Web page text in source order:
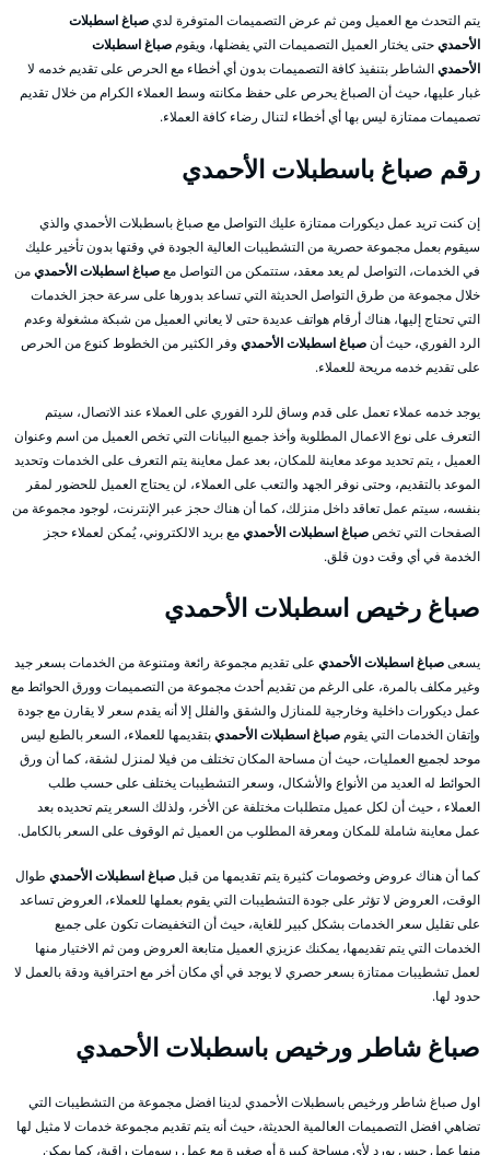
يتم التحدث مع العميل ومن ثم عرض التصميمات المتوفرة لديصباغ اسطبلات
الأحمديحتى يختار العميل التصميمات التي يفضلها، ويقومصباغ اسطبلات
الأحمديالشاطر بتنفيذ كافة التصميمات بدون أي أخطاء مع الحرص على تقديم خدمه لا
غبار عليها، حيث أن الصباغ يحرص على حفظ مكانته وسط العملاء الكرام من خلال تقديم
تصميمات ممتازة ليس بها أي أخطاء لتنال رضاء كافة العملاء.
رقم صباغ باسطبلات الأحمدي
إن كنت تريد عمل ديكورات ممتازة عليك التواصل مع صباغ باسطبلات الأحمدي والذي
سيقوم بعمل مجموعة حصرية من التشطيبات العالية الجودة في وقتها بدون تأخير عليك
في الخدمات، التواصل لم يعد معقد، ستتمكن من التواصل معصباغ اسطبلات الأحمديمن
خلال مجموعة من طرق التواصل الحديثة التي تساعد بدورها على سرعة حجز الخدمات
التي تحتاج إليها، هناك أرقام هواتف عديدة حتى لا يعاني العميل من شبكة مشغولة وعدم
الرد الفوري، حيث أنصباغ اسطبلات الأحمدي وفر الكثير من الخطوط كنوع من الحرص
على تقديم خدمه مريحة للعملاء.
يوجد خدمه عملاء تعمل على قدم وساق للرد الفوري على العملاء عند الاتصال، سيتم
التعرف على نوع الاعمال المطلوبة وأخذ جميع البيانات التي تخص العميل من اسم وعنوان
العميل ، يتم تحديد موعد معاينة للمكان، بعد عمل معاينة يتم التعرف على الخدمات وتحديد
الموعد بالتقديم، وحتى نوفر الجهد والتعب على العملاء، لن يحتاج العميل للحضور لمقر
بنفسه، سيتم عمل تعاقد داخل منزلك، كما أن هناك حجز عبر الإنترنت، لوجود مجموعة من
الصفحات التي تخصصباغ اسطبلات الأحمديمع بريد الالكتروني، يُمكن لعملاء حجز
الخدمة في أي وقت دون قلق.
صباغ رخيص اسطبلات الأحمدي
يسعىصباغ اسطبلات الأحمدي على تقديم مجموعة رائعة ومتنوعة من الخدمات بسعر جيد
وغير مكلف بالمرة، على الرغم من تقديم أحدث مجموعة من التصميمات وورق الحوائط مع
عمل ديكورات داخلية وخارجية للمنازل والشقق والفلل إلا أنه يقدم سعر لا يقارن مع جودة
وإتقان الخدمات التي يقوم صباغ اسطبلات الأحمديبتقديمها للعملاء، السعر بالطبع ليس
موحد لجميع العمليات، حيث أن مساحة المكان تختلف من فيلا لمنزل لشقة، كما أن ورق
الحوائط له العديد من الأنواع والأشكال، وسعر التشطيبات يختلف على حسب طلب
العملاء ، حيث أن لكل عميل متطلبات مختلفة عن الأخر، ولذلك السعر يتم تحديده بعد
عمل معاينة شاملة للمكان ومعرفة المطلوب من العميل ثم الوقوف على السعر بالكامل.
كما أن هناك عروض وخصومات كثيرة يتم تقديمها من قبلصباغ اسطبلات الأحمدي طوال
الوقت، العروض لا تؤثر على جودة التشطيبات التي يقوم بعملها للعملاء، العروض تساعد
على تقليل سعر الخدمات بشكل كبير للغاية، حيث أن التخفيضات تكون على جميع
الخدمات التي يتم تقديمها، يمكنك عزيزي العميل متابعة العروض ومن ثم الاختيار منها
لعمل تشطيبات ممتازة بسعر حصري لا يوجد في أي مكان أخر مع احترافية ودقة بالعمل لا
حدود لها.
صباغ شاطر ورخيص باسطبلات الأحمدي
اول صباغ شاطر ورخيص باسطبلات الأحمدي لدينا افضل مجموعة من التشطيبات التي
تضاهي افضل التصميمات العالمية الحديثة، حيث أنه يتم تقديم مجموعة خدمات لا مثيل لها
منها عمل جبس بورد لأي مساحة كبيرة أو صغيرة مع عمل رسومات راقية، كما يمكن